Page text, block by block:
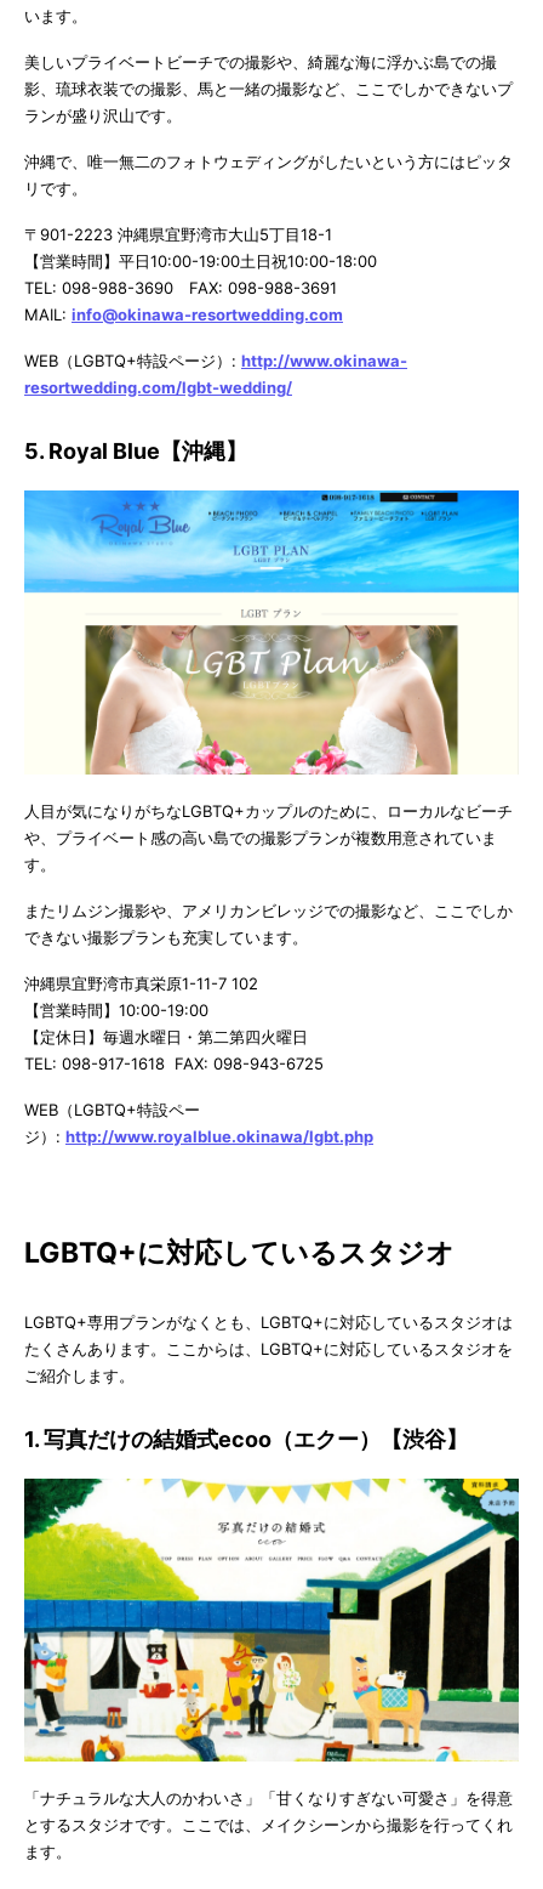
います。
美しいプライベートビーチでの撮影や、綺麗な海に浮かぶ島での撮
影、琉球衣装での撮影、馬と一緒の撮影など、ここでしかできないプ
ランが盛り沢山です。
沖縄で、唯一無二のフォトウェディングがしたいという方にはピッタ
リです。
〒901-2223 沖縄県宜野湾市大山5丁目18-1
【営業時間】平日10:00-19:00土日祝10:00-18:00
TEL: 098-988-3690 FAX: 098-988-3691
MAIL: info@okinawa-resortwedding.com
WEB（LGBTQ+特設ページ）: http://www.okinawa-
resortwedding.com/lgbt-wedding/
5. Royal Blue【沖縄】
人目が気になりがちなLGBTQ+カップルのために、ローカルなビーチ
や、プライベート感の高い島での撮影プランが複数用意されていま
す。
またリムジン撮影や、アメリカンビレッジでの撮影など、ここでしか
できない撮影プランも充実しています。
沖縄県宜野湾市真栄原1-11-7 102
【営業時間】10:00-19:00
【定休日】毎週水曜日・第二第四火曜日
TEL: 098-917-1618 FAX: 098-943-6725
WEB（LGBTQ+特設ペー
ジ）: http://www.royalblue.okinawa/lgbt.php
LGBTQ+に対応しているスタジオ
LGBTQ+専用プランがなくとも、LGBTQ+に対応しているスタジオは
たくさんあります。ここからは、LGBTQ+に対応しているスタジオを
ご紹介します。
1. 写真だけの結婚式ecoo（エクー）【渋谷】
「ナチュラルな大人のかわいさ」「甘くなりすぎない可愛さ」を得意
とするスタジオです。ここでは、メイクシーンから撮影を行ってくれ
ます。